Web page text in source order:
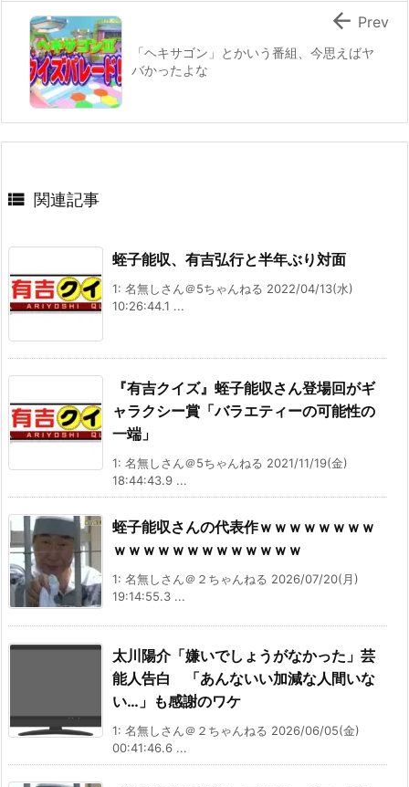
「ヘキサゴン」とかいう番組、今思えばヤ
バかったよな
 Prev
 関連記事
蛭子能収、有吉弘行と半年ぶり対面
1: 名無しさん＠5ちゃんねる 2022/04/13(水)
10:26:44.1 ...
『有吉クイズ』蛭子能収さん登場回がギ
ャラクシー賞「バラエティーの可能性の
一端」
1: 名無しさん＠5ちゃんねる 2021/11/19(金)
18:44:43.9 ...
蛭子能収さんの代表作ｗｗｗｗｗｗｗｗ
ｗｗｗｗｗｗｗｗｗｗｗｗｗ
1: 名無しさん＠２ちゃんねる 2026/07/20(月)
19:14:55.3 ...
太川陽介「嫌いでしょうがなかった」芸
能人告白 「あんないい加減な人間いな
い…」も感謝のワケ
1: 名無しさん＠２ちゃんねる 2026/06/05(金)
00:41:46.6 ...